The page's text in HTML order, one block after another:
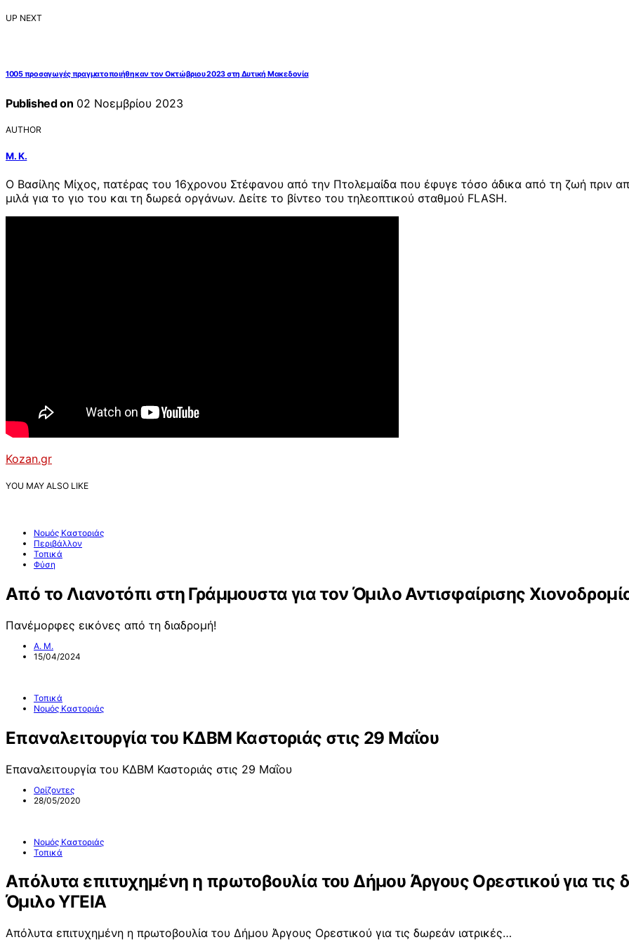
UP NEXT
1005 προσαγωγές πραγματοποιήθηκαν τον Οκτώβριου 2023 στη Δυτική Μακεδονία
Published on 02 Νοεμβρίου 2023
AUTHOR
Μ. Κ.
Ο Βασίλης Μίχος, πατέρας του 16χρονου Στέφανου από την Πτολεμαίδα που έφυγε τόσο άδικα από τη ζωή πριν
μιλά για το γιο του και τη δωρεά οργάνων. Δείτε το βίντεο του τηλεοπτικού σταθμού FLASH.
Kozan.gr
YOU MAY ALSO LIKE
Νομός Καστοριάς
Περιβάλλον
Τοπικά
Φύση
Από το Λιανοτόπι στη Γράμμουστα για τον Όμιλο Αντισφαίρισης
Πανέμορφες εικόνες από τη διαδρομή!
Α. Μ.
15/04/2024
Τοπικά
Νομός Καστοριάς
Επαναλειτουργία του ΚΔΒΜ Καστοριάς στις 29 Μαΐου
Επαναλειτουργία του ΚΔΒΜ Καστοριάς στις 29 Μαΐου
Ορίζοντες
28/05/2020
Νομός Καστοριάς
Τοπικά
Απόλυτα επιτυχημένη η πρωτοβουλία του Δήμου Άργους Ορεστικού για τις
Όμιλο ΥΓΕΙΑ
Απόλυτα επιτυχημένη η πρωτοβουλία του Δήμου Άργους Ορεστικού για τις δωρεάν ιατρικές…